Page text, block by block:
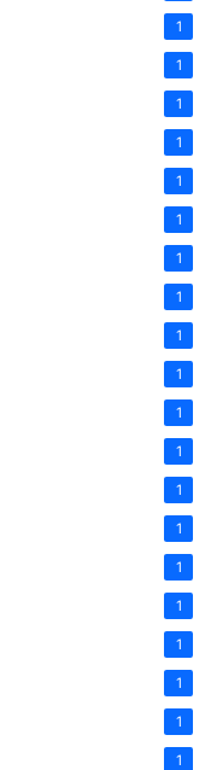
1
1
1
1
1
1
1
1
1
1
1
1
1
1
1
1
1
1
1
1